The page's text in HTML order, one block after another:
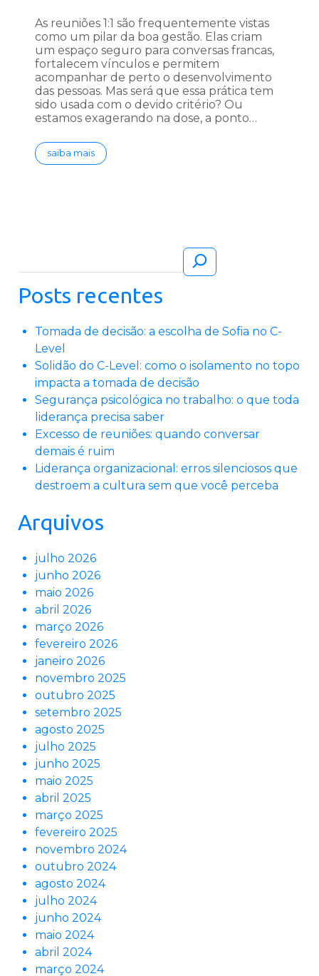
As reuniões 1:1 são frequentemente vistas
como um pilar da boa gestão. Elas criam
um espaço seguro para conversas francas,
fortalecem vínculos e permitem
acompanhar de perto o desenvolvimento
das pessoas. Mas será que essa prática tem
sido usada com o devido critério? Ou
estamos exagerando na dose, a ponto…
saiba mais
Posts recentes
Tomada de decisão: a escolha de Sofia no C-
Level
Solidão do C-Level: como o isolamento no topo
impacta a tomada de decisão
Segurança psicológica no trabalho: o que toda
liderança precisa saber
Excesso de reuniões: quando conversar
demais é ruim
Liderança organizacional: erros silenciosos que
destroem a cultura sem que você perceba
Arquivos
julho 2026
junho 2026
maio 2026
abril 2026
março 2026
fevereiro 2026
janeiro 2026
novembro 2025
outubro 2025
setembro 2025
agosto 2025
julho 2025
junho 2025
maio 2025
abril 2025
março 2025
fevereiro 2025
novembro 2024
outubro 2024
agosto 2024
julho 2024
junho 2024
maio 2024
abril 2024
março 2024